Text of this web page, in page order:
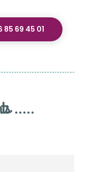
85 69 45 01
.....